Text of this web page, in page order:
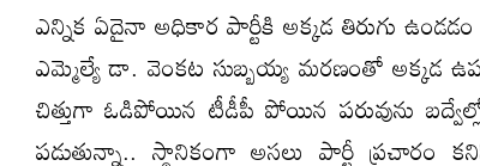
ఎన్నిక ఏదైనా అధికార పార్టీకి అక్క‌డ తిరుగు
ఎమ్మెల్యే డా. వెంకట సుబ్బయ్య మ‌ర‌ణంతో అక్క‌డ
చిత్తుగా ఓడిపోయిన టీడీపీ పోయిన ప‌రువును
ప‌డుతున్నా.. స్థానికంగా అస‌లు పార్టీ ప్ర‌చారం